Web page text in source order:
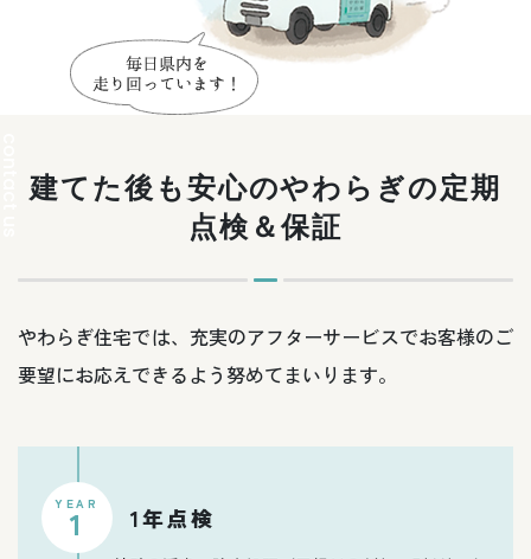
建てた後も安心のやわらぎの定期
点検＆保証
やわらぎ住宅では、充実のアフターサービスでお客様のご
要望にお応えできるよう努めてまいります。
YEAR
1 1年点検